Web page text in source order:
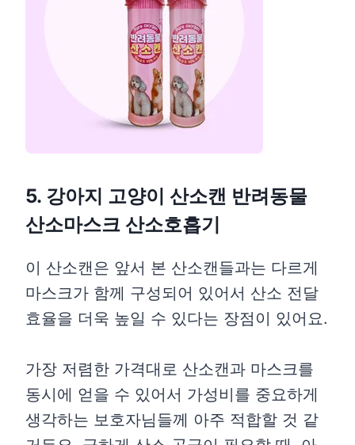
5. 강아지 고양이 산소캔 반려동물
산소마스크 산소호흡기
이 산소캔은 앞서 본 산소캔들과는 다르게
마스크가 함께 구성되어 있어서 산소 전달
효율을 더욱 높일 수 있다는 장점이 있어요.
가장 저렴한 가격대로 산소캔과 마스크를
동시에 얻을 수 있어서 가성비를 중요하게
생각하는 보호자님들께 아주 적합할 것 같